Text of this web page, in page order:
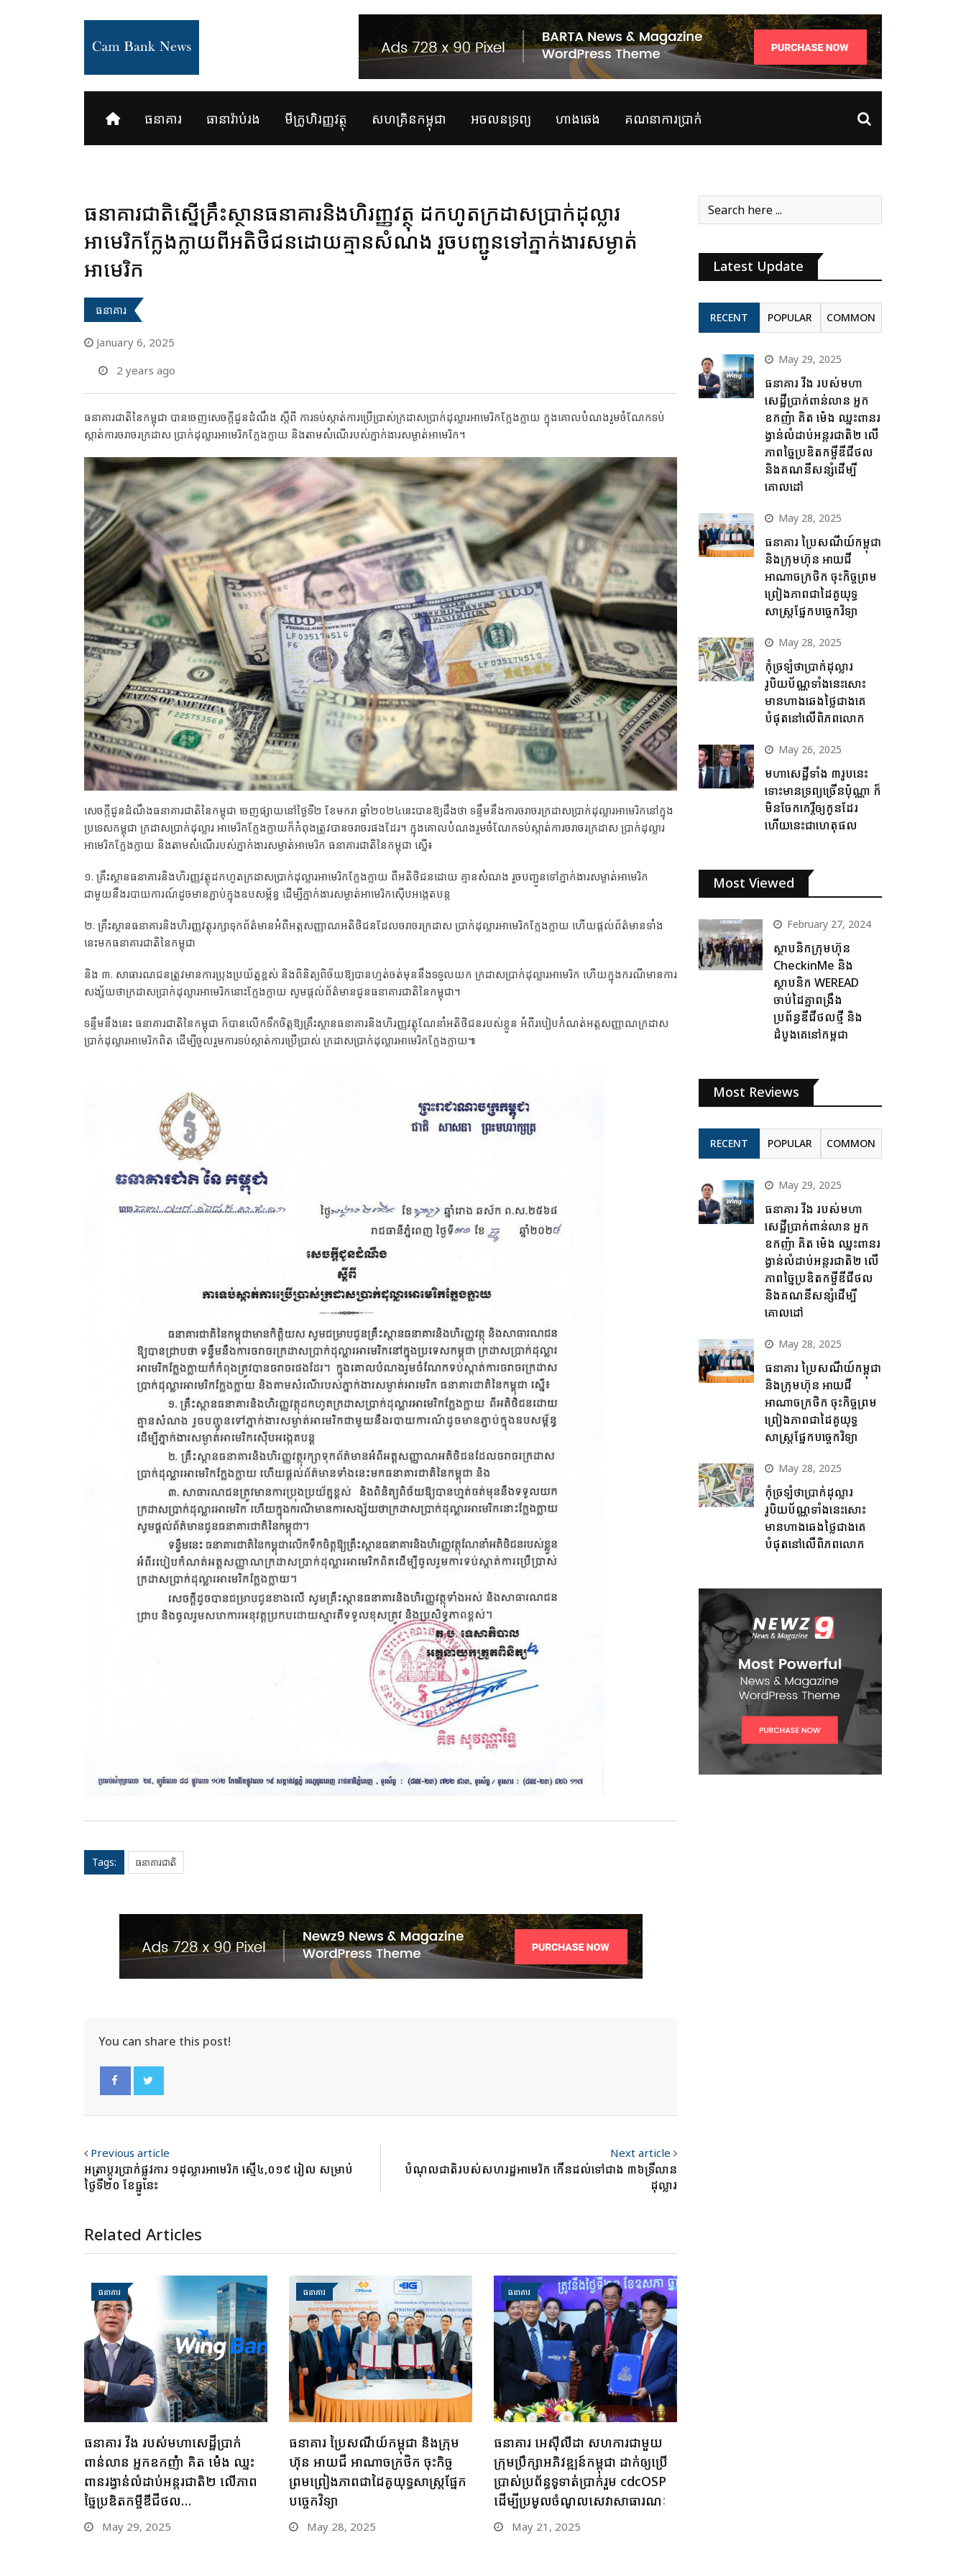
ធនាគារ ធានារ៉ាប់រង មីក្រូហិរញ្ញវត្ថុ សហគ្រិនកម្ពុជា អចលនទ្រព្យ ហាងឆេង គណនាការប្រាក់
ធនាគារជាតិស្នើគ្រឹះស្ថានធនាគារនិងហិរញ្ញវត្ថុ ដកហូតក្រដាសប្រាក់ដុល្លារ
អាមេរិកក្លែងក្លាយពីអតិថិជនដោយគ្មានសំណង រួចបញ្ជូនទៅភ្នាក់ងារសម្ងាត់
អាមេរិក
ធនាគារ
January 6, 2025
2 years ago
ធនាគារជាតិនៃកម្ពុជា បានចេញសេចក្តីជូនដំណឹង ស្តីពី ការទប់ស្កាត់ការប្រើប្រាស់ក្រដាសប្រាក់ដុល្លារអាមេរិកក្លែងក្លាយ ក្នុងគោលបំណងរួមចំណែកទប់
ស្កាត់ការចរាចរក្រដាស ប្រាក់ដុល្លារអាមេរិកក្លែងក្លាយ និងតាមសំណើរបស់ភ្នាក់ងារសម្ងាត់អាមេរិក។
សេចក្តីជូនដំណឹងធនាគារជាតិនៃកម្ពុជា ចេញផ្សាយនៅថ្ងៃទី២ ខែមករា ឆ្នាំ២០២៤នេះបានឱ្យដឹងថា ទន្ទឹមនឹងការចរាចរក្រដាសប្រាក់ដុល្លារអាមេរិកនៅក្នុង
ប្រទេសកម្ពុជា ក្រដាសប្រាក់ដុល្លារ អាមេរិកក្លែងក្លាយក៏កំពុងត្រូវបានចរាចរផងដែរ។ ក្នុងគោលបំណងរួមចំណែកទប់ស្កាត់ការចរាចរក្រដាស ប្រាក់ដុល្លារ
អាមេរិកក្លែងក្លាយ និងតាមសំណើរបស់ភ្នាក់ងារសម្ងាត់អាមេរិក ធនាគារជាតិនៃកម្ពុជា ស្នើ៖
១. គ្រឹះស្ថានធនាគារនិងហិរញ្ញវត្ថុដកហូតក្រដាសប្រាក់ដុល្លារអាមេរិកក្លែងក្លាយ ពីអតិថិជនដោយ គ្មានសំណង រួចបញ្ជូនទៅភ្នាក់ងារសម្ងាត់អាមេរិក
ជាមួយនឹងរបាយការណ៍ដូចមានភ្ជាប់ក្នុងឧបសម្ព័ន្ធ ដើម្បីភ្នាក់ងារសម្ងាត់អាមេរិកស៊ើបអង្កេតបន្ត
២. គ្រឹះស្ថានធនាគារនិងហិរញ្ញវត្ថុរក្សាទុកព័ត៌មានអំពីអត្តសញ្ញាណអតិថិជនដែលចរាចរក្រដាស ប្រាក់ដុល្លារអាមេរិកក្លែងក្លាយ ហើយផ្តល់ព័ត៌មានទាំង
នេះមកធនាគារជាតិនៃកម្ពុជា
និង ៣. សាធារណជនត្រូវមានការប្រុងប្រយ័ត្នខ្ពស់ និងពិនិត្យពិច័យឱ្យបានហ្មត់ចត់មុននឹងទទួលយក ក្រដាសប្រាក់ដុល្លារអាមេរិក ហើយក្នុងករណីមានការ
សង្ស័យថាក្រដាសប្រាក់ដុល្លារអាមេរិកនោះក្លែងក្លាយ សូមផ្តល់ព័ត៌មានជូនធនាគារជាតិនៃកម្ពុជា។
ទន្ទឹមនឹងនេះ ធនាគារជាតិនៃកម្ពុជា ក៏បានលើកទឹកចិត្តឱ្យគ្រឹះស្ថានធនាគារនិងហិរញ្ញវត្ថុណែនាំអតិថិជនរបស់ខ្លួន អំពីរបៀបកំណត់អត្តសញ្ញាណក្រដាស
ប្រាក់ដុល្លារអាមេរិកពិត ដើម្បីចូលរួមការទប់ស្កាត់ការប្រើប្រាស់ ក្រដាសប្រាក់ដុល្លារអាមេរិកក្លែងក្លាយ៕
Tags: ធនាគារជាតិ
You can share this post!
Previous article
អត្រាប្ដូរប្រាក់ផ្លូវការ ១ដុល្លារអាមេរិក ស្មើ៤,០១៩ រៀល សម្រាប់
ថ្ងៃទី២០ ខែធ្នូនេះ
Next article
បំណុលជាតិរបស់សហរដ្ឋអាមេរិក កើនដល់ទៅជាង ៣៦ទ្រីលាន
ដុល្លារ
Related Articles
ធនាគារ
ធនាគារ វីង របស់មហាសេដ្ឋីប្រាក់
ពាន់លាន អ្នកឧកញ៉ា គិត ម៉េង ឈ្នះ
ពានរង្វាន់លំដាប់អន្តរជាតិ២ លើភាព
ច្នៃប្រឌិតកម្ចីឌីជីថល…
May 29, 2025
ធនាគារ
ធនាគារ ប្រៃសណីយ៍កម្ពុជា និងក្រុម
ហ៊ុន អាយជី អាណាចក្រថិក ចុះកិច្ច
ព្រមព្រៀងភាពជាដៃគូយុទ្ធសាស្ត្រផ្នែក
បច្ចេកវិទ្យា
May 28, 2025
ធនាគារ
ធនាគារ អេស៊ីលីដា សហការជាមួយ
ក្រុមប្រឹក្សាអភិវឌ្ឍន៍កម្ពុជា ដាក់ឲ្យប្រើ
ប្រាស់ប្រព័ន្ធទូទាត់ប្រាក់រួម cdcOSP
ដើម្បីប្រមូលចំណូលសេវាសាធារណៈ
May 21, 2025
Latest Update
RECENT POPULAR COMMON
May 29, 2025
ធនាគារ វីង របស់មហា
សេដ្ឋីប្រាក់ពាន់លាន អ្នក
ឧកញ៉ា គិត ម៉េង ឈ្នះពានរ
ង្វាន់លំដាប់អន្តរជាតិ២ លើ
ភាពច្នៃប្រឌិតកម្ចីឌីជីថល
និងគណនីសន្សំដើម្បី
គោលដៅ
May 28, 2025
ធនាគារ ប្រៃសណីយ៍កម្ពុជា
និងក្រុមហ៊ុន អាយជី
អាណាចក្រថិក ចុះកិច្ចព្រម
ព្រៀងភាពជាដៃគូយុទ្ធ
សាស្ត្រផ្នែកបច្ចេកវិទ្យា
May 28, 2025
កុំច្រឡំថាប្រាក់ដុល្លារ
រូបិយប័ណ្ណទាំងនេះសោះ
មានហាងឆេងថ្លៃជាងគេ
បំផុតនៅលើពិភពលោក
May 26, 2025
មហាសេដ្ឋីទាំង ៣រូបនេះ
ទោះមានទ្រព្យច្រើនប៉ុណ្ណា ក៏
មិនចែកកេរ្តិ៍ឲ្យកូនដែរ
ហើយនេះជាហេតុផល
Most Viewed
February 27, 2024
ស្ថាបនិកក្រុមហ៊ុន
CheckinMe និង
ស្ថាបនិក WEREAD
ចាប់ដៃគ្នាពង្រឹង
ប្រព័ន្ធឌីជីថលថ្មី និង
ដំបូងគេនៅកម្ពុជា
Most Reviews
RECENT POPULAR COMMON
May 29, 2025
ធនាគារ វីង របស់មហា
សេដ្ឋីប្រាក់ពាន់លាន អ្នក
ឧកញ៉ា គិត ម៉េង ឈ្នះពានរ
ង្វាន់លំដាប់អន្តរជាតិ២ លើ
ភាពច្នៃប្រឌិតកម្ចីឌីជីថល
និងគណនីសន្សំដើម្បី
គោលដៅ
May 28, 2025
ធនាគារ ប្រៃសណីយ៍កម្ពុជា
និងក្រុមហ៊ុន អាយជី
អាណាចក្រថិក ចុះកិច្ចព្រម
ព្រៀងភាពជាដៃគូយុទ្ធ
សាស្ត្រផ្នែកបច្ចេកវិទ្យា
May 28, 2025
កុំច្រឡំថាប្រាក់ដុល្លារ
រូបិយប័ណ្ណទាំងនេះសោះ
មានហាងឆេងថ្លៃជាងគេ
បំផុតនៅលើពិភពលោក